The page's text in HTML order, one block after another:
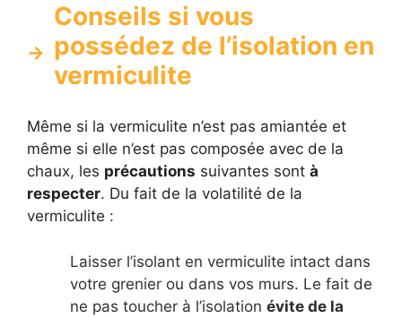
Conseils si vous
possédez de l’isolation en
vermiculite
Même si la vermiculite n’est pas amiantée et
même si elle n’est pas composée avec de la
chaux, les précautions suivantes sont à
respecter. Du fait de la volatilité de la
vermiculite :
Laisser l’isolant en vermiculite intact dans
votre grenier ou dans vos murs. Le fait de
ne pas toucher à l’isolation évite de la